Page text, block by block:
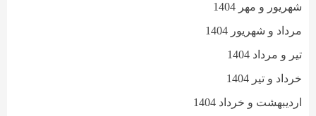
شهریور و مهر 1404
مرداد و شهریور 1404
تیر و مرداد 1404
خرداد و تیر 1404
اردیبهشت و خرداد 1404